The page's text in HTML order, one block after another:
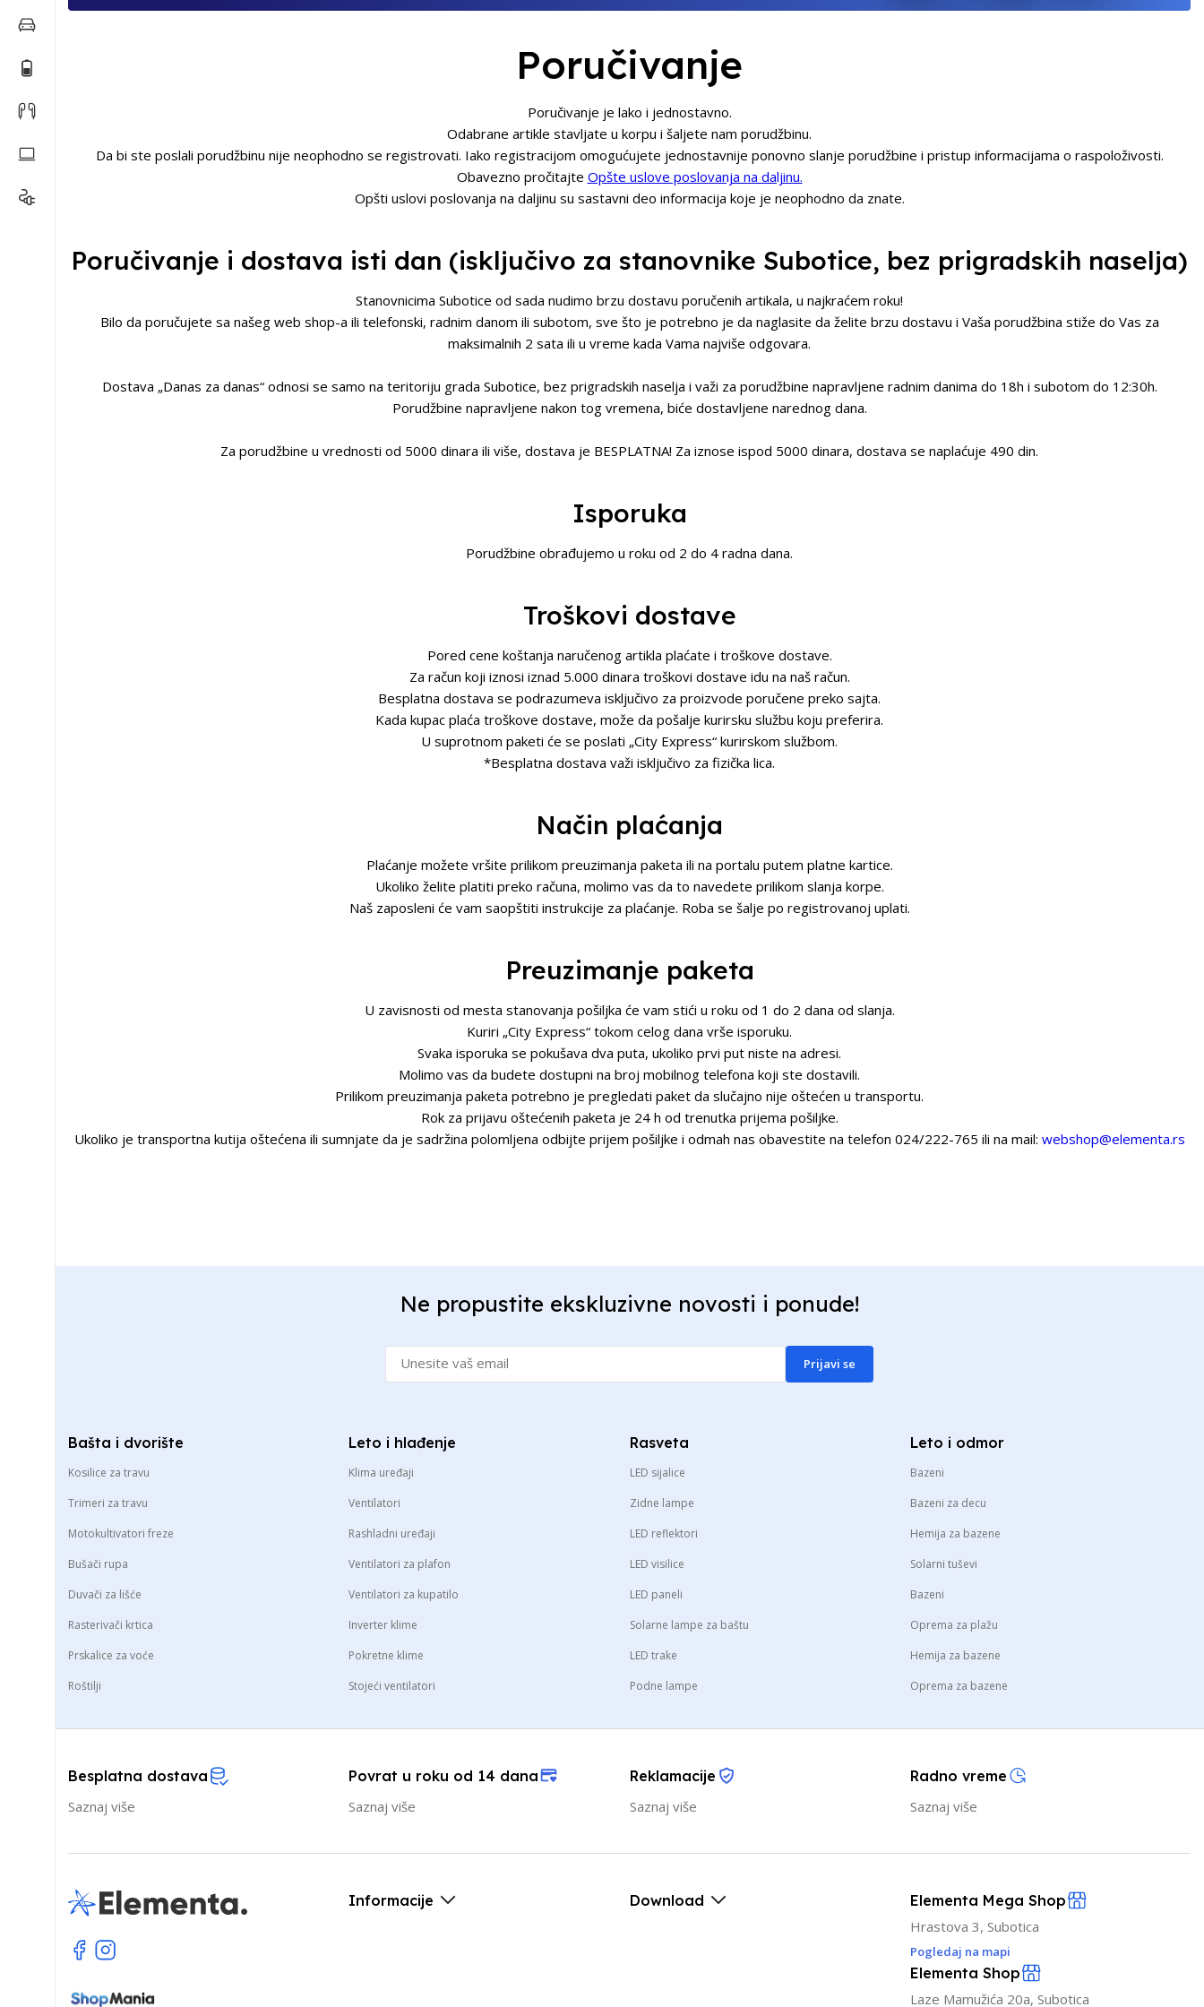
Poručivanje
Poručivanje je lako i jednostavno.
Odabrane artikle stavljate u korpu i šaljete nam porudžbinu.
Da bi ste poslali porudžbinu nije neophodno se registrovati. Iako registracijom omogućujete jednostavnije ponovno slanje porudžbine i pristup informacijama o raspoloživosti.
Obavezno pročitajte Opšte uslove poslovanja na daljinu.
Opšti uslovi poslovanja na daljinu su sastavni deo informacija koje je neophodno da znate.
Poručivanje i dostava isti dan (isključivo za stanovnike Subotice, bez prigradskih naselja)
Stanovnicima Subotice od sada nudimo brzu dostavu poručenih artikala, u najkraćem roku!
Bilo da poručujete sa našeg web shop-a ili telefonski, radnim danom ili subotom, sve što je potrebno je da naglasite da želite brzu dostavu i Vaša porudžbina stiže do Vas za
maksimalnih 2 sata ili u vreme kada Vama najviše odgovara.
Dostava „Danas za danas“ odnosi se samo na teritoriju grada Subotice, bez prigradskih naselja i važi za porudžbine napravljene radnim danima do 18h i subotom do 12:30h.
Porudžbine napravljene nakon tog vremena, biće dostavljene narednog dana.
Za porudžbine u vrednosti od 5000 dinara ili više, dostava je BESPLATNA! Za iznose ispod 5000 dinara, dostava se naplaćuje 490 din.
Isporuka
Porudžbine obrađujemo u roku od 2 do 4 radna dana.
Troškovi dostave
Pored cene koštanja naručenog artikla plaćate i troškove dostave.
Za račun koji iznosi iznad 5.000 dinara troškovi dostave idu na naš račun.
Besplatna dostava se podrazumeva isključivo za proizvode poručene preko sajta.
Kada kupac plaća troškove dostave, može da pošalje kurirsku službu koju preferira.
U suprotnom paketi će se poslati „City Express“ kurirskom službom.
*Besplatna dostava važi isključivo za fizička lica.
Način plaćanja
Plaćanje možete vršite prilikom preuzimanja paketa ili na portalu putem platne kartice.
Ukoliko želite platiti preko računa, molimo vas da to navedete prilikom slanja korpe.
Naš zaposleni će vam saopštiti instrukcije za plaćanje. Roba se šalje po registrovanoj uplati.
Preuzimanje paketa
U zavisnosti od mesta stanovanja pošiljka će vam stići u roku od 1 do 2 dana od slanja.
Kuriri „City Express“ tokom celog dana vrše isporuku.
Svaka isporuka se pokušava dva puta, ukoliko prvi put niste na adresi.
Molimo vas da budete dostupni na broj mobilnog telefona koji ste dostavili.
Prilikom preuzimanja paketa potrebno je pregledati paket da slučajno nije oštećen u transportu.
Rok za prijavu oštećenih paketa je 24 h od trenutka prijema pošiljke.
Ukoliko je transportna kutija oštećena ili sumnjate da je sadržina polomljena odbijte prijem pošiljke i odmah nas obavestite na telefon 024/222-765 ili na mail: webshop@elementa.rs
Ne propustite ekskluzivne novosti i ponude!
Prijavi se
Bašta i dvorište
Kosilice za travu
Trimeri za travu
Motokultivatori freze
Bušači rupa
Duvači za lišće
Rasterivači krtica
Prskalice za voće
Roštilji
Leto i hlađenje
Klima uređaji
Ventilatori
Rashladni uređaji
Ventilatori za plafon
Ventilatori za kupatilo
Inverter klime
Pokretne klime
Stojeći ventilatori
Rasveta
LED sijalice
Zidne lampe
LED reflektori
LED visilice
LED paneli
Solarne lampe za baštu
LED trake
Podne lampe
Leto i odmor
Bazeni
Bazeni za decu
Hemija za bazene
Solarni tuševi
Bazeni
Oprema za plažu
Hemija za bazene
Oprema za bazene
Besplatna dostava
Saznaj više
Povrat u roku od 14 dana
Saznaj više
Reklamacije
Saznaj više
Radno vreme
Saznaj više
Informacije Download
Elementa Mega Shop
Hrastova 3, Subotica
Pogledaj na mapi
Elementa Shop
Laze Mamužića 20a, Subotica